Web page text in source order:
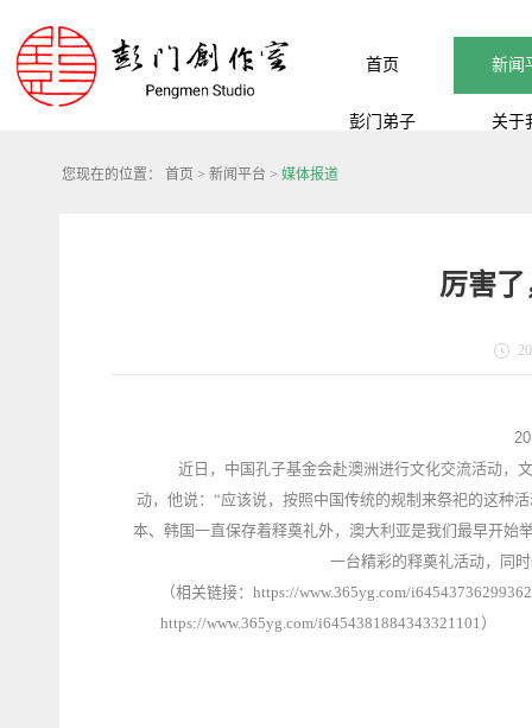
首页 新闻
彭门弟子 关于
您现在的位置： 首页 > 新闻平台 > 媒体报道
厉害
近日，中国孔子基金会赴澳洲进行文化交流活动，
动，他说：“应该说，按照中国传统的规制来祭祀的这种
本、韩国一直保存着释奠礼外，澳大利亚是我们最早开始
一台精彩的释奠礼活动，同
（相关链接：https://www.365yg.com/
https://www.365yg.com/i6454381884343321101）